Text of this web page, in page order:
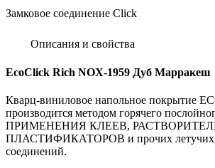
Замковое соединение Click
Описания и свойства
EcoClick Rich NOX-1959 Дуб Марракеш
Кварц-виниловое напольное покрытие
производится методом горячего
ПРИМЕНЕНИЯ КЛЕЕВ,
ПЛАСТИФИКАТОРОВ и прочих летучих
соединений.